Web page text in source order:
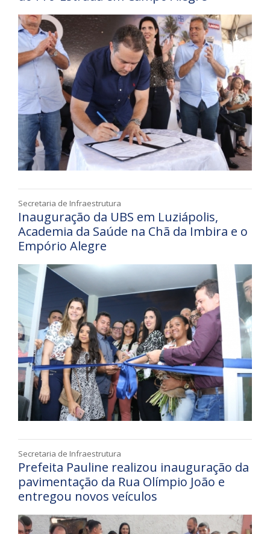
Secretaria de Infraestrutura
Inauguração da UBS em Luziápolis,
Academia da Saúde na Chã da Imbira e o
Empório Alegre
Secretaria de Infraestrutura
Prefeita Pauline realizou inauguração da
pavimentação da Rua Olímpio João e
entregou novos veículos